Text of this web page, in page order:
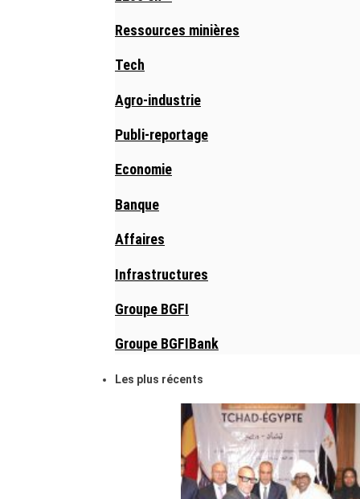
Ressources minières
Tech
Agro-industrie
Publi-reportage
Economie
Banque
Affaires
Infrastructures
Groupe BGFI
Groupe BGFIBank
Les plus récents